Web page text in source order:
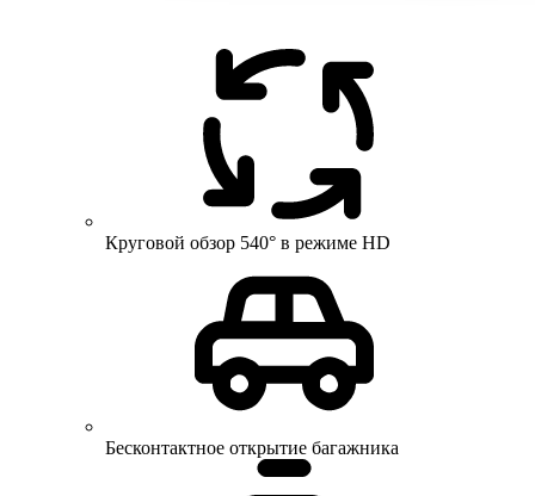
Круговой обзор 540° в режиме HD
Бесконтактное открытие багажника